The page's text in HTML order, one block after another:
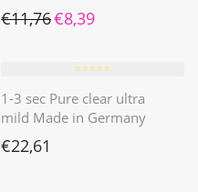
€11,76 Ursprünglicher Preis war:
€8,39Aktueller Preis ist:
⭐️⭐️⭐️⭐️⭐️
1-3 sec Pure clear ultra
mild Made in Germany
€22,61